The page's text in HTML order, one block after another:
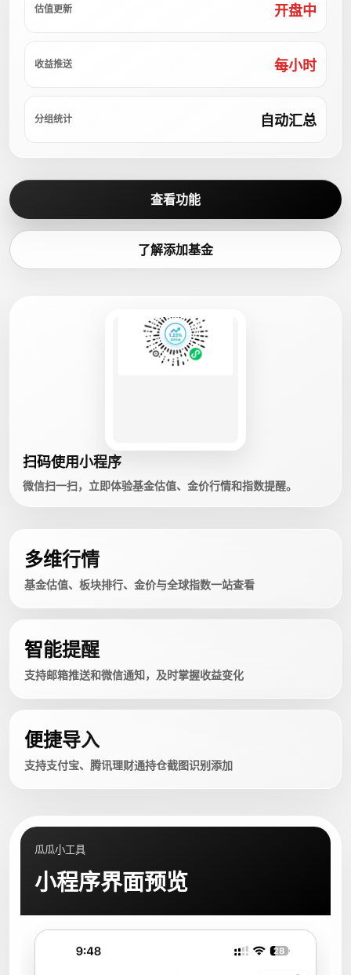
估值更新 开盘中
收益推送 每小时
分组统计 自动汇总
查看功能
了解添加基金
扫码使用小程序
微信扫一扫，立即体验基金估值、金价行情和指数提醒。
多维行情
基金估值、板块排行、金价与全球指数一站查看
智能提醒
支持邮箱推送和微信通知，及时掌握收益变化
便捷导入
支持支付宝、腾讯理财通持仓截图识别添加
瓜瓜小工具
小程序界面预览